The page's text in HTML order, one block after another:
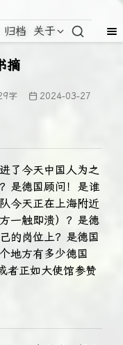
归档 关于
摘
字 2024-03-27
了今天中国人为之
是德国顾问！是谁
今天正在上海附近
一触即溃）？是德
的岗位上？是德国
地方有多少德国
者正如大使馆参赞